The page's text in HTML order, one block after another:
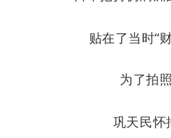
贴在了当时“
为了拍
巩天民怀